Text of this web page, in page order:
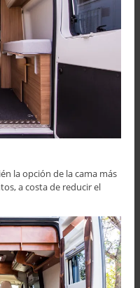
la opción de la cama más
a costa de reducir el